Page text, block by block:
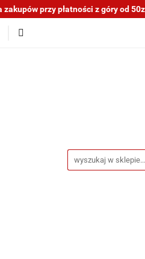
przy płatności z góry od
nowe i używane